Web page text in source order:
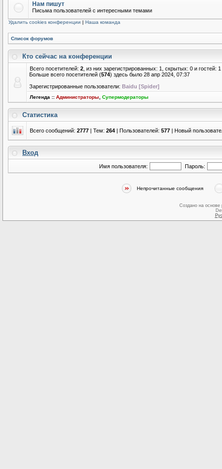
Нам пишут
Письма пользователей с интересными темами
Удалить cookies конференции | Наша команда
Список форумов
Кто сейчас на конференции
Всего посетителей: 2 , из них зарегистрированных: 1, скрытых: 0 и
Больше всего посетителей (574) здесь было 28 апр 2024, 07:37
Зарегистрированные пользователи: Baidu [Spider]
Легенда :: Администраторы Супермодераторы
Статистика
Всего сообщений: 2777 | Тем: 264 | Пользователей: 577 | Новый
Вход
Имя пользователя: Пароль:
Непрочитанные сообщения
Создано на основе